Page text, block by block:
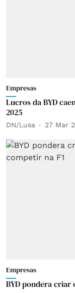
Empresas
Lucros da BYD
2025
DN/Lusa 27 Mar
Empresas
BYD pondera criar